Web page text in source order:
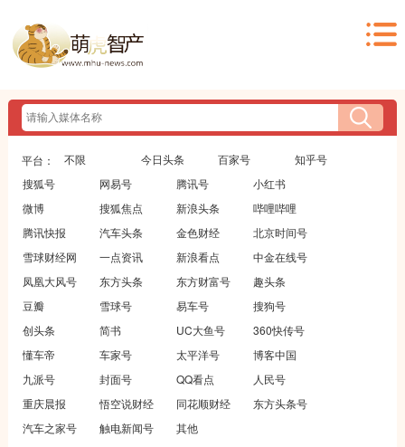
平台： 不限 今日头条 百家号
知乎号
搜狐号
网易号 腾讯号
小红书
微博
搜狐焦点 新浪头条
哔哩哔哩
腾讯快报
汽车头条 金色财经
北京时间号
雪球财经网
一点资讯 新浪看点
中金在线号
凤凰大风号
东方头条 东方财富号
趣头条
豆瓣
雪球号 易车号
搜狗号
创头条
简书 UC大鱼号
360快传号
懂车帝
车家号 太平洋号
博客中国
九派号
封面号 QQ看点
人民号
重庆晨报
悟空说财经 同花顺财经
东方头条号
汽车之家号
触电新闻号 其他